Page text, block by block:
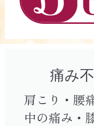
痛み
肩こり・腰
中の痛み・